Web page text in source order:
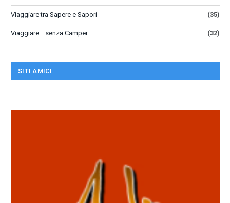
Viaggiare tra Sapere e Sapori (35)
Viaggiare… senza Camper (32)
SITI AMICI